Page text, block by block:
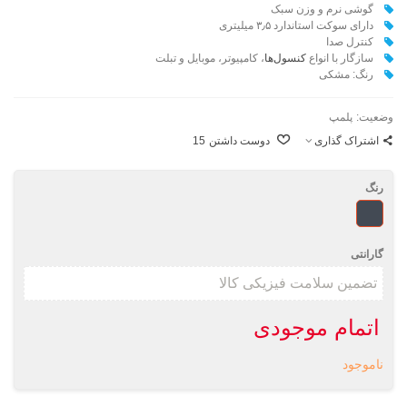
گوشی نرم و وزن سبک
دارای سوکت استاندارد ۳٫۵ میلیتری
کنترل صدا
سازگار با انواعکنسول‌ها، کامپیوتر، موبایل و تبلت
رنگ: مشکی
وضعیت: پلمپ
اشتراک گذاری
دوست داشتن 15
رنگ
مشکی
گارانتی
اتمام موجودی
ناموجود